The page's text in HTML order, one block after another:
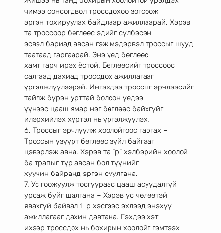
чимээ сонсогдвол троссдохоо зогсоож
эргэн тохируулах байдлаар ажиллаарай. Хэрэв
та троссоор бөглөөс эдийг сүлбэсэн
эсвэл бариад авсан гэж мэдэрвэл троссыг шууд
таатаад гаргаарай. Энэ үед бөглөөс
хамт гарч ирэх ёстой. Бөглөөсийг троссоос
салгаад дахиад троссдох ажиллагааг
үргэлжлүүлээрэй. Ингэхдээ троссыг эрчлээсийг
тайлж бүрэн урттай болсон үедээ
үүнээс цааш ямар нэг бөглөөс байхгүйг
илэрхийлэх хүртэл нь үргэлжүүлэх.
6. Троссыг эрчлүүлж хоолойгоос гаргах –
Троссын үзүүрт бөглөөс зүйл байгааг
цэвэрлэж авна. Хэрэв та “р” хэлбэрийн хоолой
ба трапыг түр авсан бол түүнийг
хуучин байранд эргэн суулгана.
7. Ус гоожуулж тосгуураас цааш асуудалгүй
урсаж буйг шалгана – Хэрэв ус чөлөөтэй
явахгүй байвал 1-р хэсгээс эхлээд энэхүү
ажиллагааг дахин давтана. Гэхдээ хэт
ихээр троссдох нь бохирын хоолойг гэмтээх